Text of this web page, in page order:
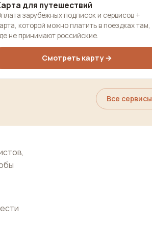
для путешествий
зарубежных подписок и сервисов +
которой можно платить в поездках там,
не принимают российские.
Смотреть карту →
Все сервисы